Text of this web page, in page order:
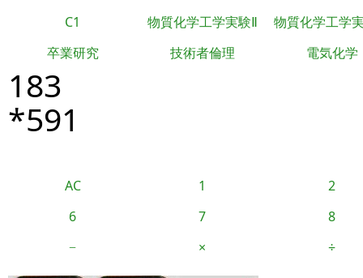
C1 物質化学工学実験Ⅱ
物質化学工学
卒業研究
技術者倫理 電気化学
183
*591
AC 1
2
6
7
8
−
× ÷